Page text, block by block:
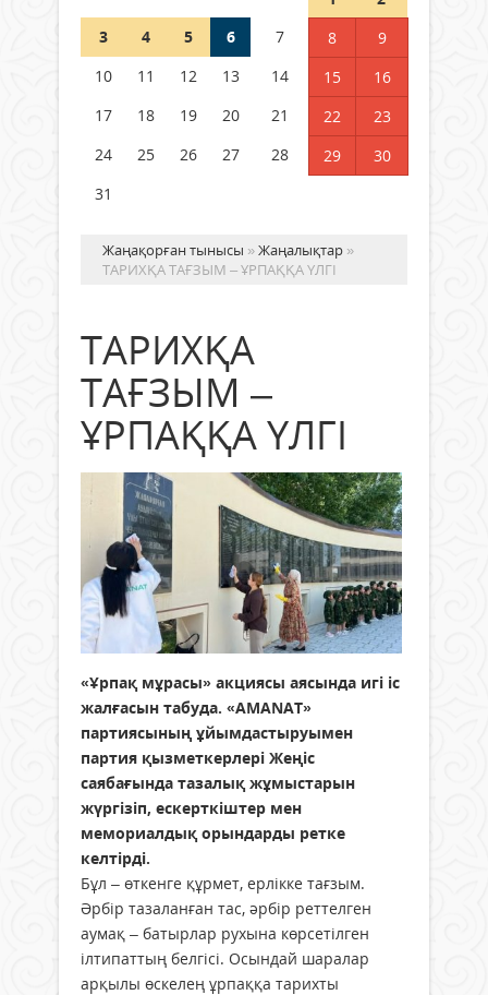
Германия аптап ыстыққа
бастады
04 тамыз 2026 ж.
3
4 5 6 7 8
9
10
11 12 13 14 15
16
17
18 19 20 21 22
23
24
25 26 27 28 29
30
31
Жаңақорған тынысы »Жаңалықтар »
ТАРИХҚА ТАҒЗЫМ – ҰРПАҚҚА ҮЛГІ
ТАРИХҚА
ТАҒЗЫМ –
ҰРПАҚҚА ҮЛГІ
«Ұрпақ мұрасы» акциясы аясында игі іс
жалғасын табуда. «AMANAT»
партиясының ұйымдастыруымен
партия қызметкерлері Жеңіс
саябағында тазалық жұмыстарын
жүргізіп, ескерткіштер мен
мемориалдық орындарды ретке
келтірді.
Бұл – өткенге құрмет, ерлікке тағзым.
Әрбір тазаланған тас, әрбір реттелген
аумақ – батырлар рухына көрсетілген
ілтипаттың белгісі. Осындай шаралар
арқылы өскелең ұрпаққа тарихты